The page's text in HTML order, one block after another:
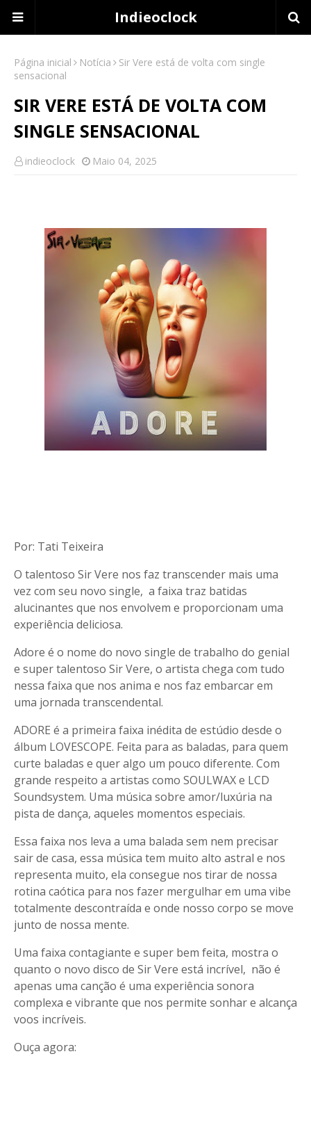
Indieoclock
Página inicial Notícia
Sir Vere está de volta com single
sensacional
SIR VERE ESTÁ DE VOLTA COM
SINGLE SENSACIONAL
indieoclock Maio 04, 2025
Por: Tati Teixeira
O talentoso Sir Vere nos faz transcender mais uma
vez com seu novo single, a faixa traz batidas
alucinantes que nos envolvem e proporcionam uma
experiência deliciosa.
Adore é o nome do novo single de trabalho do genial
e super talentoso Sir Vere, o artista chega com tudo
nessa faixa que nos anima e nos faz embarcar em
uma jornada transcendental.
ADORE é a primeira faixa inédita de estúdio desde o
álbum LOVESCOPE. Feita para as baladas, para quem
curte baladas e quer algo um pouco diferente. Com
grande respeito a artistas como SOULWAX e LCD
Soundsystem. Uma música sobre amor/luxúria na
pista de dança, aqueles momentos especiais.
Essa faixa nos leva a uma balada sem nem precisar
sair de casa, essa música tem muito alto astral e nos
representa muito, ela consegue nos tirar de nossa
rotina caótica para nos fazer mergulhar em uma vibe
totalmente descontraída e onde nosso corpo se move
junto de nossa mente.
Uma faixa contagiante e super bem feita, mostra o
quanto o novo disco de Sir Vere está incrível, não é
apenas uma canção é uma experiência sonora
complexa e vibrante que nos permite sonhar e alcança
voos incríveis.
Ouça agora: